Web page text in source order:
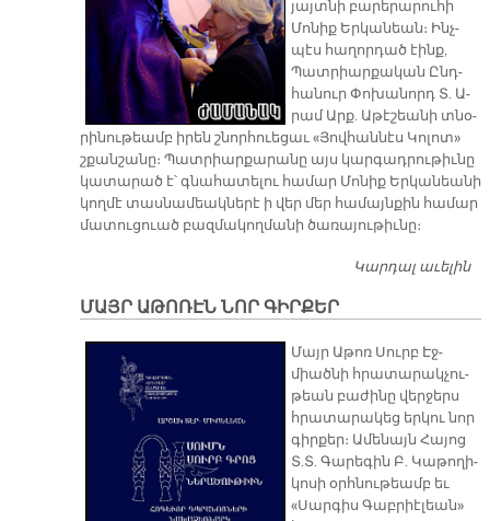
յայտ­նի բա­րե­րա­րու­հի
Մո­նիք Եր­կա­նեան։ Ինչ­
պէս հա­ղոր­դած էինք,
Պատ­րիար­քա­կան Ընդ­
հա­նուր Փո­խա­նորդ Տ. Ա­
րամ Արք. Ա­թէ­շեա­նի տնօ­
րի­նու­թեամբ ի­րեն շնոր­հուե­ցաւ «Յով­հան­նէս Կո­լոտ»
շքան­շա­նը։ Պատ­րիար­քա­րա­նը այս կար­գադ­րու­թիւ­նը
կա­տա­րած է՝ գնա­հա­տե­լու հա­մար Մո­նիք Եր­կա­նեա­նի
կող­մէ տաս­նա­մեակ­նե­րէ ի վեր մեր հա­մայն­քին հա­մար
մա­տու­ցուած բազ­մա­կող­մա­նի ծա­ռա­յու­թիւ­նը։
Կարդալ աւելին
ՄԱՅՐ ԱԹՈՌԷՆ ՆՈՐ ԳԻՐՔԵՐ
Մայր Ա­թոռ Սուրբ Էջ­
միած­նի հրա­տա­րակ­չու­
թեան բա­ժի­նը վեր­ջերս
հրա­տա­րա­կեց եր­կու նոր
գիր­քեր։ Ա­մե­նայն Հա­յոց
Տ.Տ. Գա­րե­գին Բ. Կա­թո­ղի­
կո­սի օրհ­նու­թեամբ եւ
«Սար­գիս Գաբ­րիէ­լեան»